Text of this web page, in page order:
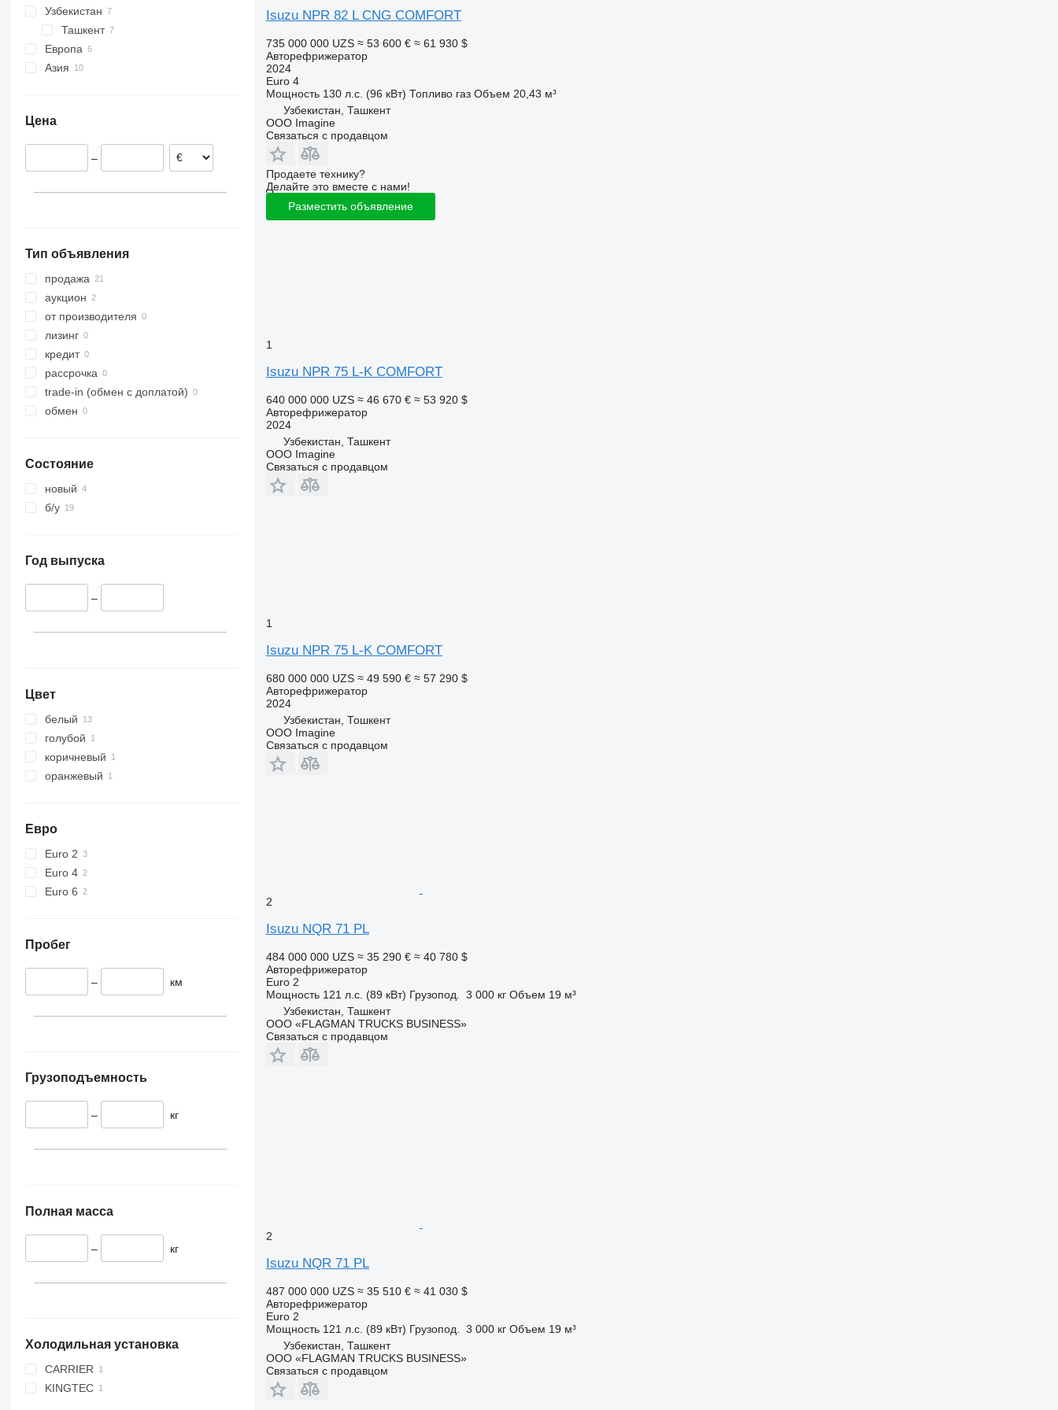
Узбекистан
Ташкент
Европа
Португалия
Азия
Цена
–
Тип объявления
продажа
аукцион
от производителя
лизинг
кредит
рассрочка
trade-in (обмен с доплатой)
обмен
Состояние
новый
б/у
Год выпуска
–
Цвет
белый
голубой
коричневый
оранжевый
Евро
Euro 2
Euro 4
Euro 6
Пробег
– км
Грузоподъемность
– кг
Полная масса
– кг
Холодильная установка
CARRIER
KINGTEC
Isuzu NPR 82 L CNG COMFORT
735 000 000 UZS ≈ 53 600 € ≈ 61 930 $
Авторефрижератор
2024
Euro 4
Мощность 130 л.с. (96 кВт) Топливо газ Объем 20,43 м³
Узбекистан, Ташкент
OOO Imagine
Связаться с продавцом
Продаете технику?
Делайте это вместе с нами!
Разместить объявление
1
Isuzu NPR 75 L-K COMFORT
640 000 000 UZS ≈ 46 670 € ≈ 53 920 $
Авторефрижератор
2024
Узбекистан, Ташкент
OOO Imagine
Связаться с продавцом
1
Isuzu NPR 75 L-K COMFORT
680 000 000 UZS ≈ 49 590 € ≈ 57 290 $
Авторефрижератор
2024
Узбекистан, Тошкент
OOO Imagine
Связаться с продавцом
2
Isuzu NQR 71 PL
484 000 000 UZS ≈ 35 290 € ≈ 40 780 $
Авторефрижератор
Euro 2
Мощность 121 л.с. (89 кВт) Грузопод. 3 000 кг Объем 19 м³
Узбекистан, Ташкент
ООО «FLAGMAN TRUCKS BUSINESS»
Связаться с продавцом
2
Isuzu NQR 71 PL
487 000 000 UZS ≈ 35 510 € ≈ 41 030 $
Авторефрижератор
Euro 2
Мощность 121 л.с. (89 кВт) Грузопод. 3 000 кг Объем 19 м³
Узбекистан, Ташкент
ООО «FLAGMAN TRUCKS BUSINESS»
Связаться с продавцом